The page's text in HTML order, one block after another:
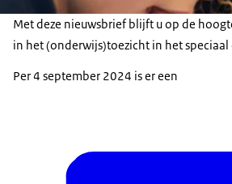
Met deze nieuwsbrief blijft u op de
in het (onderwijs)toezicht in het
Per 4 september 2024 is er een